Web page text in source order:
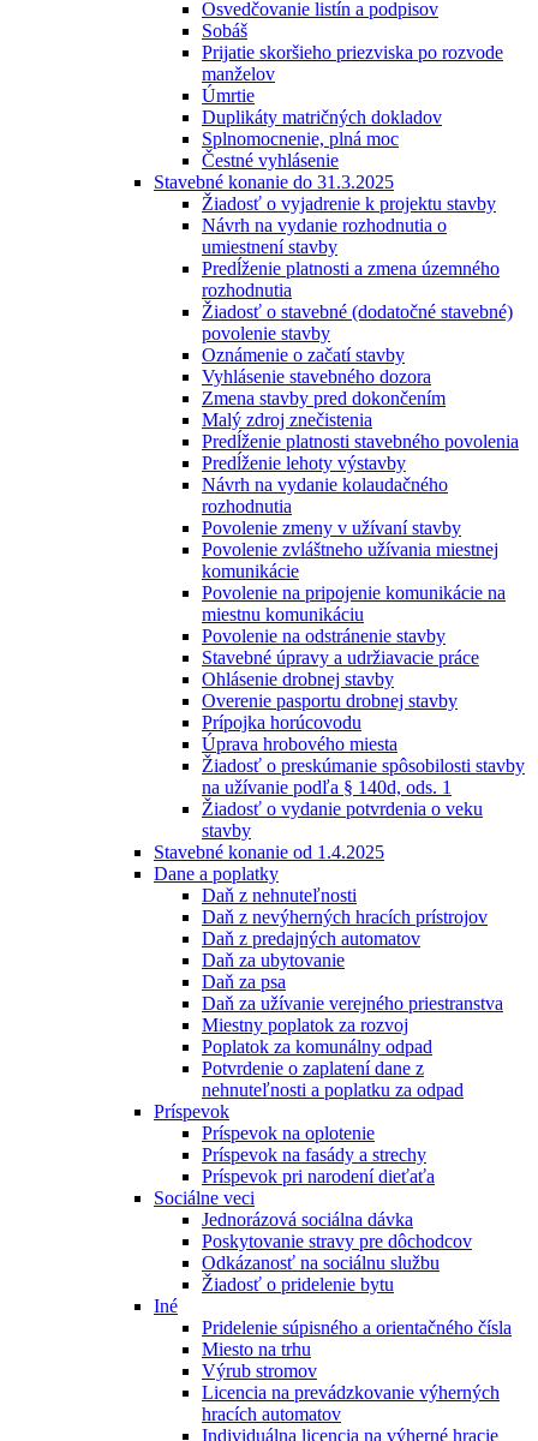
Osvedčovanie listín a podpisov
Sobáš
Prijatie skoršieho priezviska po rozvode
manželov
Úmrtie
Duplikáty matričných dokladov
Splnomocnenie, plná moc
Čestné vyhlásenie
Stavebné konanie do 31.3.2025
Žiadosť o vyjadrenie k projektu stavby
Návrh na vydanie rozhodnutia o
umiestnení stavby
Predĺženie platnosti a zmena územného
rozhodnutia
Žiadosť o stavebné (dodatočné stavebné)
povolenie stavby
Oznámenie o začatí stavby
Vyhlásenie stavebného dozora
Zmena stavby pred dokončením
Malý zdroj znečistenia
Predĺženie platnosti stavebného povolenia
Predĺženie lehoty výstavby
Návrh na vydanie kolaudačného
rozhodnutia
Povolenie zmeny v užívaní stavby
Povolenie zvláštneho užívania miestnej
komunikácie
Povolenie na pripojenie komunikácie na
miestnu komunikáciu
Povolenie na odstránenie stavby
Stavebné úpravy a udržiavacie práce
Ohlásenie drobnej stavby
Overenie pasportu drobnej stavby
Prípojka horúcovodu
Úprava hrobového miesta
Žiadosť o preskúmanie spôsobilosti stavby
na užívanie podľa § 140d, ods. 1
Žiadosť o vydanie potvrdenia o veku
stavby
Stavebné konanie od 1.4.2025
Dane a poplatky
Daň z nehnuteľnosti
Daň z nevýherných hracích prístrojov
Daň z predajných automatov
Daň za ubytovanie
Daň za psa
Daň za užívanie verejného priestranstva
Miestny poplatok za rozvoj
Poplatok za komunálny odpad
Potvrdenie o zaplatení dane z
nehnuteľnosti a poplatku za odpad
Príspevok
Príspevok na oplotenie
Príspevok na fasády a strechy
Príspevok pri narodení dieťaťa
Sociálne veci
Jednorázová sociálna dávka
Poskytovanie stravy pre dôchodcov
Odkázanosť na sociálnu službu
Žiadosť o pridelenie bytu
Iné
Pridelenie súpisného a orientačného čísla
Miesto na trhu
Výrub stromov
Licencia na prevádzkovanie výherných
hracích automatov
Individuálna licencia na výherné hracie